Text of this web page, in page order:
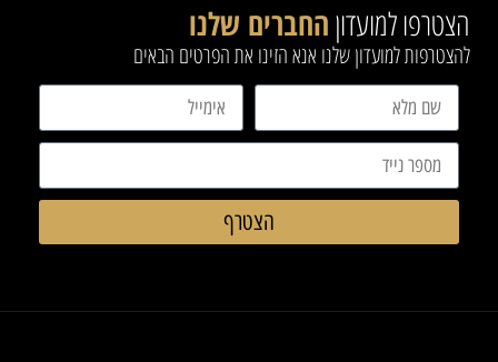
הצטרפו למועדוןהחברים שלנו
להצטרפות למועדון שלנו אנא הזינו את הפרטים הבאים
הצטרף